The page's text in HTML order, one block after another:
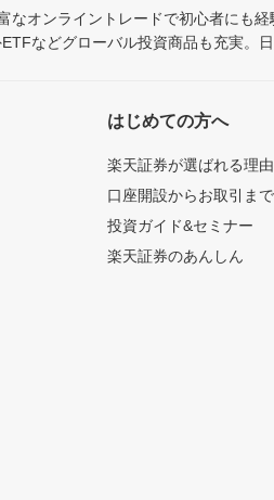
なオンライントレードで初心者にも
などグローバル投資商品も充実。
はじめての方へ
楽天証券が選ばれる理由
口座開設からお取引ま
投資ガイド&セミナー
楽天証券のあんしん